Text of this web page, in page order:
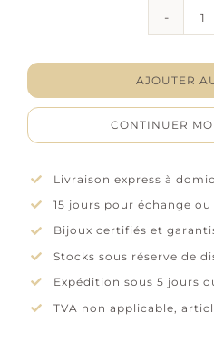
–
or
AJOUTER
CONTINUER
Livraison express à
15 jours pour échange
Bijoux certifiés et
Stocks sous réserve de
Expédition sous 5 jours
TVA non applicable,